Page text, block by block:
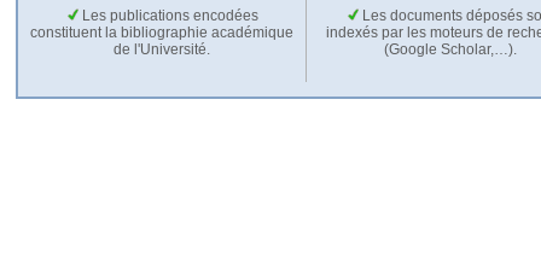
Les publications encodées
constituent la bibliographie académique
de l'Université.
Les documents déposés
indexés par les moteurs de
(Google Scholar,…).